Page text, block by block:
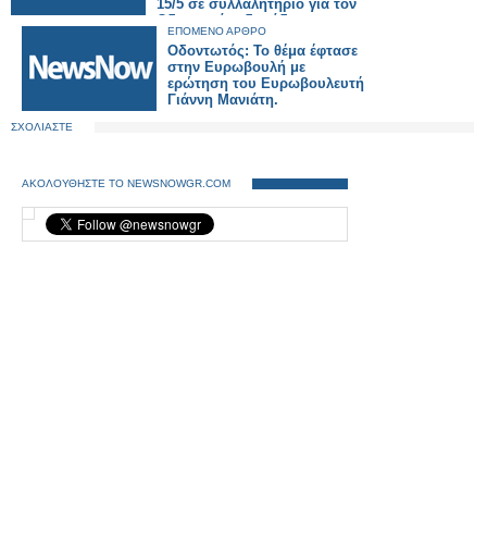
15/5 σε συλλαλητήριο για τον
Οδοντωτό σιδηρόδρομο.
ΕΠΟΜΕΝΟ ΑΡΘΡΟ
Οδοντωτός: Το θέμα έφτασε
στην Ευρωβουλή με
ερώτηση του Ευρωβουλευτή
Γιάννη Μανιάτη.
ΣΧΟΛΙΑΣΤΕ
ΑΚΟΛΟΥΘΗΣΤΕ ΤΟ NEWSNOWGR.COM